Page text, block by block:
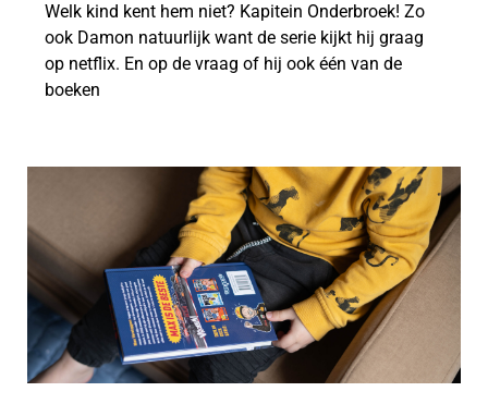
Welk kind kent hem niet? Kapitein Onderbroek! Zo
ook Damon natuurlijk want de serie kijkt hij graag
op netflix. En op de vraag of hij ook één van de
boeken